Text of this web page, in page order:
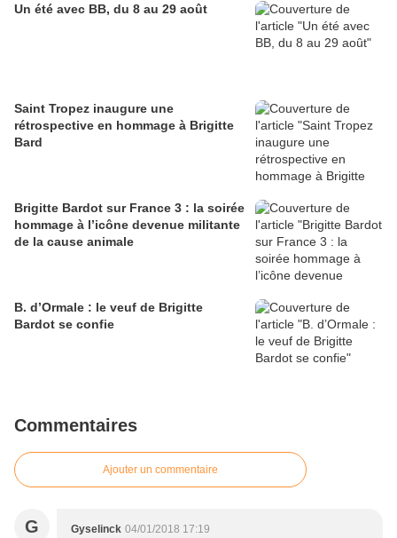
Un été avec BB, du 8 au 29 août
Saint Tropez inaugure une
rétrospective en hommage à Brigitte
Bard
Brigitte Bardot sur France 3 : la soirée
hommage à l’icône devenue militante
de la cause animale
B. d’Ormale : le veuf de Brigitte
Bardot se confie
Commentaires
Ajouter un commentaire
G Gyselinck 04/01/2018 17:19